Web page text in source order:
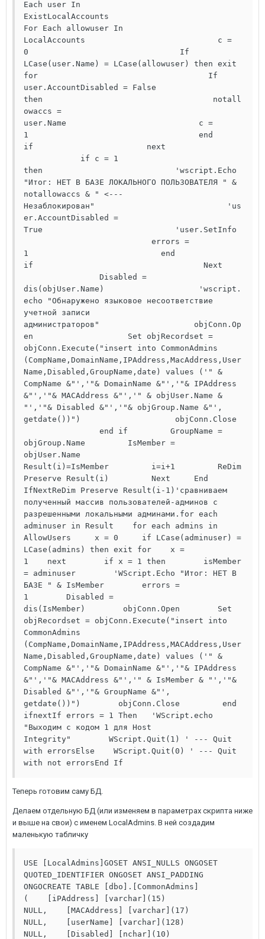
Each user In
ExistLocalAccounts
For Each allowuser In
LocalAccounts                            c =
0                                If
LCase(user.Name) = LCase(allowuser) then exit
for                                    If
user.AccountDisabled = False
then                                    notall
owaccs =
user.Name                            c =
1                                    end
if                        next
if c = 1
then                            'wscript.Echo
"Итог: НЕТ В БАЗЕ ЛОКАЛЬНОГО ПОЛЬЗОВАТЕЛЯ " &
notallowaccs & " <---
Незаблокирован"                            'us
er.AccountDisabled =
True                            'user.SetInfo
errors =
1                            end
if                                    Next
Disabled =
dis(objUser.Name)                    'wscript.
echo "Обнаружено языковое несоответствие
учетной записи
администраторов"                    objConn.Op
en                    Set objRecordset =
objConn.Execute("insert into CommonAdmins
(CompName,DomainName,IPAddress,MacAddress,User
Name,Disabled,GroupName,date) values ('" &
CompName &"','"& DomainName &"','"& IPAddress
&"','"& MACAddress &"','" & objUser.Name &
"','"& Disabled &"','"& objGroup.Name &"',
getdate())")                    objConn.Close
end if         GroupName =
objGroup.Name         IsMember =
objUser.Name
Result(i)=IsMember         i=i+1         ReDim
Preserve Result(i)         Next     End
IfNextReDim Preserve Result(i-1)'сравниваем
полученный массив пользователей-админов с
разрешенными локальными админами.for each
adminuser in Result    for each admins in
AllowUsers     x = 0     if LCase(adminuser) =
LCase(admins) then exit for    x =
1    next        if x = 1 then        isMember
= adminuser        'WScript.Echo "Итог: НЕТ В
БАЗЕ " & IsMember        errors =
1        Disabled =
dis(IsMember)        objConn.Open        Set
objRecordset = objConn.Execute("insert into
CommonAdmins
(CompName,DomainName,IPAddress,MACAddress,User
Name,Disabled,GroupName,date) values ('" &
CompName &"','"& DomainName &"','"& IPAddress
&"','"& MACAddress &"','" & IsMember & "','"&
Disabled &"','"& GroupName &"',
getdate())")        objConn.Close         end
ifnextIf errors = 1 Then   'WScript.echo
"Выходим с кодом 1 для Host
Integrity"        WScript.Quit(1) ' --- Quit
with errorsElse    WScript.Quit(0) ' --- Quit
with not errorsEnd If
Теперь готовим саму БД.
Делаем отдельную БД (или изменяем в параметрах скрипта ниже
и выше на свои) с именем LocalAdmins. В ней создадим
маленькую табличку
USE [LocalAdmins]GOSET ANSI_NULLS ONGOSET
QUOTED_IDENTIFIER ONGOSET ANSI_PADDING
ONGOCREATE TABLE [dbo].[CommonAdmins]
(    [iPAddress] [varchar](15)
NULL,    [MACAddress] [varchar](17)
NULL,    [userName] [varchar](128)
NULL,    [Disabled] [nchar](10)